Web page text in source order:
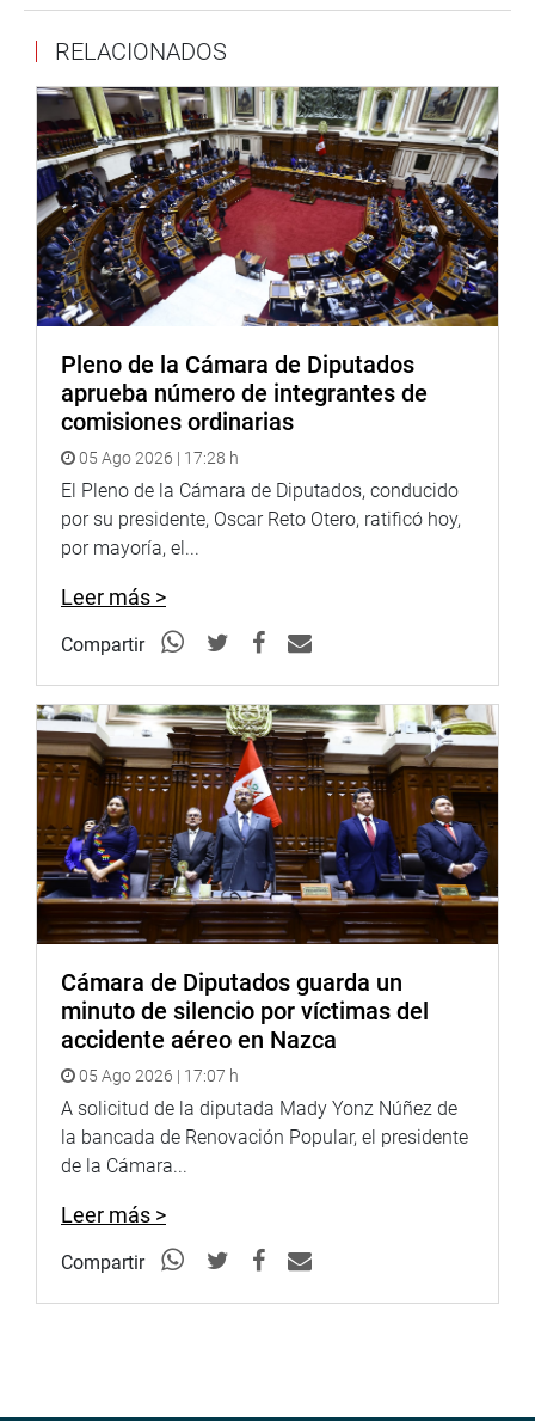
Por votación mayoritaria (92 votos), la moción fue
admitida para su debate. Hubo 0 abstenciones y 2 en
contra.
Antes, el pleno aprobó por unanimidad la conformación
de una comisión para que investigue las presuntas
irregularidades y posibles actos de corrupción en el
gobierno regional del Callao. El plazo de investigación es
por 6 meses.
CENTRO DE NOTICIAS
PRENSA-CONGRESO 19-4-18
Puede encontrar más información en nuestra página web
y redes sociales.
Heraldo :http://www.goo.gl/Ty5Tto
Portal:http://www.congreso.gob.pe/
Facebook:https://goo.gl/s5t7XN
Twitter:https://goo.gl/iMywRR
YouTube:https://goo.gl/VBXBNk
Radio:http://www.goo.gl/hMwTg1
fotografia.congreso.gob.pe
RELACIONADOS
Pleno de la Cámara de Diputados
aprueba número de integrantes de
comisiones ordinarias
05 Ago 2026 | 17:28 h
El Pleno de la Cámara de Diputados, conducido
por su presidente, Oscar Reto Otero, ratificó hoy,
por mayoría, el...
Leer más >
Compartir
Cámara de Diputados guarda un
minuto de silencio por víctimas del
accidente aéreo en Nazca
05 Ago 2026 | 17:07 h
A solicitud de la diputada Mady Yonz Núñez de
la bancada de Renovación Popular, el presidente
de la Cámara...
Leer más >
Compartir